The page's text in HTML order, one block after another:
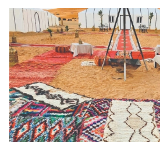
kitapta 100 televizyon dizisi yer alıyor.